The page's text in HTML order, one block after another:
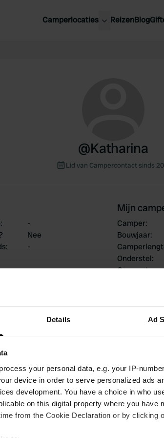
Details Ad
process your personal data, e.g. your IP-
device in order to serve personalized ads
development. You have a choice in who
on this digital property where you have
from the Cookie Declaration or by clicking
Camperlocaties ReizenBlog
@Katharina
Lid van Campercontact sinds
:
-
Nee
: -
Mijn
Camper:
Bouwjaar:
Onderstel:
Campertype:
0
Reviews
0